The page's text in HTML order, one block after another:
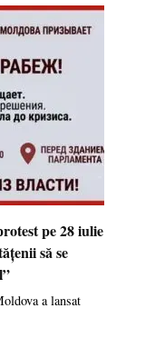
pe 28 iulie
să se
a lansat